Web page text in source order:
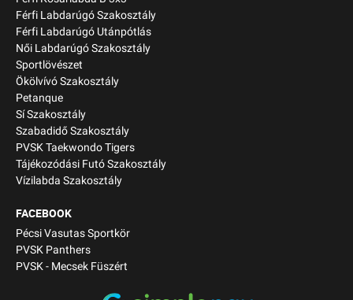
Férfi Labdarúgó Szakosztály
Férfi Labdarúgó Utánpótlás
Női Labdarúgó Szakosztály
Sportlövészet
Ökölvívó Szakosztály
Petanque
Sí Szakosztály
Szabadidő Szakosztály
PVSK Taekwondo Tigers
Tájékozódási Futó Szakosztály
Vízilabda Szakosztály
FACEBOOK
Pécsi Vasutas Sportkör
PVSK Panthers
PVSK - Mecsek Füszért